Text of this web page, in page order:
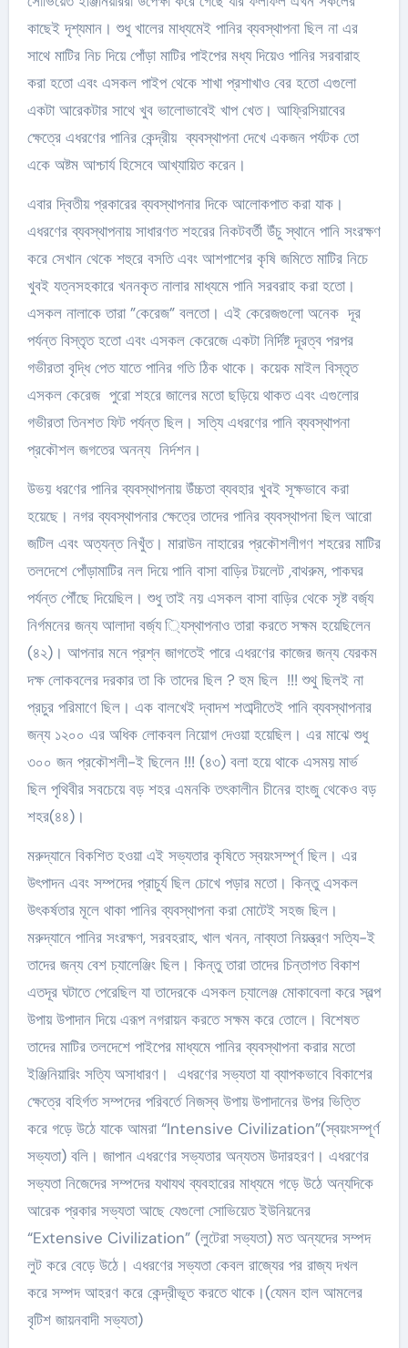
কাছেই দৃশ্যমান। শুধু খালের মাধ্যমেই পানির ব্যবস্থাপনা ছিল না এর
সাথে মাটির নিচ দিয়ে পোঁড়া মাটির পাইপের মধ্য দিয়েও পানির সরবারাহ
করা হতো এবং এসকল পাইপ থেকে শাখা প্রশাখাও বের হতো এগুলো
একটা আরেকটার সাথে খুব ভালোভাবেই খাপ খেত। আফ্রিসিয়াবের
ক্ষেত্রে এধরণের পানির কেন্দ্রীয় ব্যবস্থাপনা দেখে একজন পর্যটক তো
একে অষ্টম আশ্চার্য হিসেবে আখ্যায়িত করেন।
এবার দ্বিতীয় প্রকারের ব্যবস্থাপনার দিকে আলোকপাত করা যাক।
এধরণের ব্যবস্থাপনায় সাধারণত শহরের নিকটবর্তী উঁচু স্থানে পানি সংরক্ষণ
করে সেখান থেকে শহুরে বসতি এবং আশপাশের কৃষি জমিতে মাটির নিচে
খুবই যত্নসহকারে খননকৃত নালার মাধ্যমে পানি সরবরাহ করা হতো।
এসকল নালাকে তারা ”কেরেজ” বলতো। এই কেরেজগুলো অনেক দূর
পর্যন্ত বিস্তৃত হতো এবং এসকল কেরেজে একটা নির্দিষ্ট দূরত্ব পরপর
গভীরতা বৃদ্ধি পেত যাতে পানির গতি ঠিক থাকে। কয়েক মাইল বিস্তৃত
এসকল কেরেজ পুরো শহরে জালের মতো ছড়িয়ে থাকত এবং এগুলোর
গভীরতা তিনশত ফিট পর্যন্ত ছিল। সত্যি এধরণের পানি ব্যবস্থাপনা
প্রকৌশল জগতের অনন্য নির্দশন।
উভয় ধরণের পানির ব্যবস্থাপনায় উঁচ্চতা ব্যবহার খুবই সূক্ষভাবে করা
হয়েছে। নগর ব্যবস্থাপনার ক্ষেত্রে তাদের পানির ব্যবস্থাপনা ছিল আরো
জটিল এবং অত্যন্ত নিখুঁত। মারাউন নাহারের প্রকৌশলীগণ শহরের মাটির
তলদেশে পোঁড়ামাটির নল দিয়ে পানি বাসা বাড়ির টয়লেট ,বাথরুম, পাকঘর
পর্যন্ত পৌঁছে দিয়েছিল। শুধু তাই নয় এসকল বাসা বাড়ির থেকে সৃষ্ট বর্জ্য
নির্গমনের জন্য আলাদা বর্জ্য ্যিস্থাপনাও তারা করতে সক্ষম হয়েছিলেন
(৪২)। আপনার মনে প্রশ্ন জাগতেই পারে এধরণের কাজের জন্য যেরকম
দক্ষ লোকবলের দরকার তা কি তাদের ছিল ? হুম ছিল !!! শুথু ছিলই না
প্রচুর পরিমাণে ছিল। এক বালখেই দ্বাদশ শতাব্দীতেই পানি ব্যবস্থাপনার
জন্য ১২০০ এর অধিক লোকবল নিয়োগ দেওয়া হয়েছিল। এর মাঝে শুধু
৩০০ জন প্রকৌশলী-ই ছিলেন !!! (৪৩) বলা হয়ে থাকে এসময় মার্ভ
ছিল পৃথিবীর সবচেয়ে বড় শহর এমনকি তৎকালীন চীনের হাংজু থেকেও বড়
শহর(৪৪)।
মরুদ্যানে বিকশিত হওয়া এই সভ্যতার কৃষিতে স্বয়ংসম্পূর্ণ ছিল। এর
উৎপাদন এবং সম্পদের প্রাচুর্য ছিল চোখে পড়ার মতো। কিন্তু এসকল
উৎকর্ষতার মূলে থাকা পানির ব্যবস্থাপনা করা মোটেই সহজ ছিল।
মরুদ্যানে পানির সংরক্ষণ, সরবহরাহ, খাল খনন, নাব্যতা নিয়ন্ত্রণ সত্যি-ই
তাদের জন্য বেশ চ্যালেঞ্জিং ছিল। কিন্তু তারা তাদের চিন্তাগত বিকাশ
এতদূর ঘটাতে পেরেছিল যা তাদেরকে এসকল চ্যালেঞ্জ মোকাবেলা করে স্বল্প
উপায় উপাদান দিয়ে এরূপ নগরায়ন করতে সক্ষম করে তোলে। বিশেষত
তাদের মাটির তলদেশে পাইপের মাধ্যমে পানির ব্যবস্থাপনা করার মতো
ইঞ্জিনিয়ারিং সত্যি অসাধারণ। এধরণের সভ্যতা যা ব্যাপকভাবে বিকাশের
ক্ষেত্রে বহির্গত সম্পদের পরিবর্তে নিজস্ব উপায় উপাদানের উপর ভিত্তি
করে গড়ে উঠে যাকে আমরা “Intensive Civilization”(স্বয়ংসম্পূর্ণ
সভ্যতা) বলি। জাপান এধরণের সভ্যতার অন্যতম উদারহরণ। এধরণের
সভ্যতা নিজেদের সম্পদের যথাযথ ব্যবহারের মাধ্যমে গড়ে উঠে অন্যদিকে
আরেক প্রকার সভ্যতা আছে যেগুলো সোভিয়েত ইউনিয়নের
“Extensive Civilization” (লুটেরা সভ্যতা) মত অন্যদের সম্পদ
লুট করে বেড়ে উঠে। এধরণের সভ্যতা কেবল রাজ্যের পর রাজ্য দখল
করে সম্পদ আহরণ করে কেন্দ্রীভূত করতে থাকে।(যেমন হাল আমলের
বৃটিশ জায়নবাদী সভ্যতা)